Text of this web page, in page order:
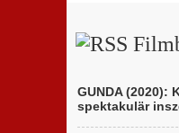
GUNDA (2020):
spektakulär